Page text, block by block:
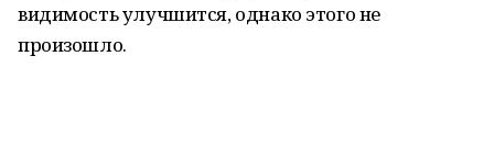
видимость улучшится, однако этого не
произошло.